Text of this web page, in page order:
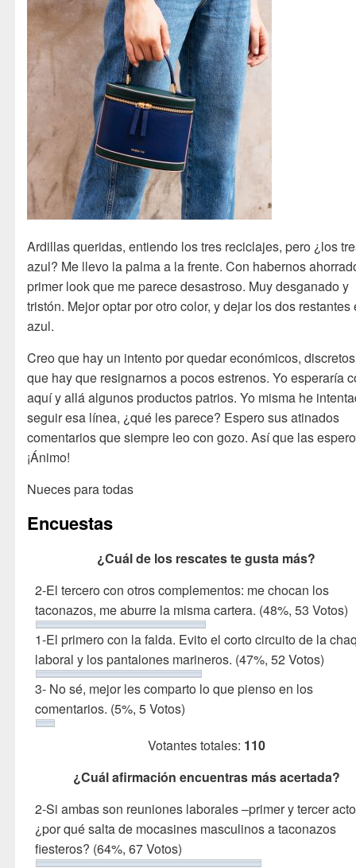
Ardillas queridas, entiendo los tres reciclajes, pero ¿los
azul? Me llevo la palma a la frente. Con habernos
primer look que me parece desastroso. Muy desganado y
tristón. Mejor optar por otro color, y dejar los dos restantes
azul.
Creo que hay un intento por quedar económicos,
que hay que resignarnos a pocos estrenos. Yo esperaría
aquí y allá algunos productos patrios. Yo misma he
seguir esa línea, ¿qué les parece? Espero sus atinados
comentarios que siempre leo con gozo. Así que las
¡Ánimo!
Nueces para todas
Encuestas
¿Cuál de los rescates te gusta más?
2-El tercero con otros complementos: me chocan los
taconazos, me aburre la misma cartera. (48%, 53 Votos)
1-El primero con la falda. Evito el corto circuito de la
laboral y los pantalones marineros. (47%, 52 Votos)
3- No sé, mejor les comparto lo que pienso en los
comentarios. (5%, 5 Votos)
Votantes totales: 110
¿Cuál afirmación encuentras más acertada?
2-Si ambas son reuniones laborales –primer y tercer
¿por qué salta de mocasines masculinos a taconazos
fiesteros? (64%, 67 Votos)